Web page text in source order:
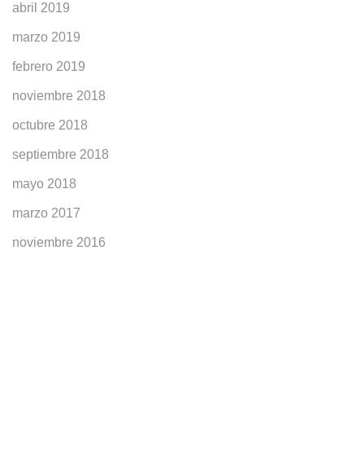
abril 2019
marzo 2019
febrero 2019
noviembre 2018
octubre 2018
septiembre 2018
mayo 2018
marzo 2017
noviembre 2016